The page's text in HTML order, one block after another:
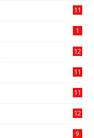
11
1
12
11
11
12
9